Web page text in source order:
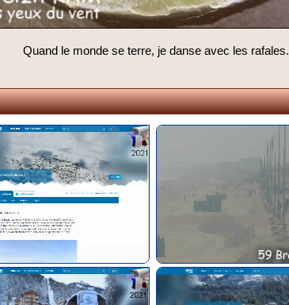
Quand le monde se terre, je danse avec les rafales.